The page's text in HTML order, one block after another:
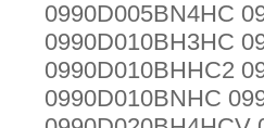
0990D005BN4HC
0990D010BH3HC
0990D010BHHC2
0990D010BNHC